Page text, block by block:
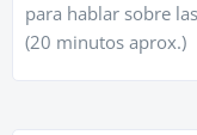
para hablar sobre
(20 minutos aprox.)